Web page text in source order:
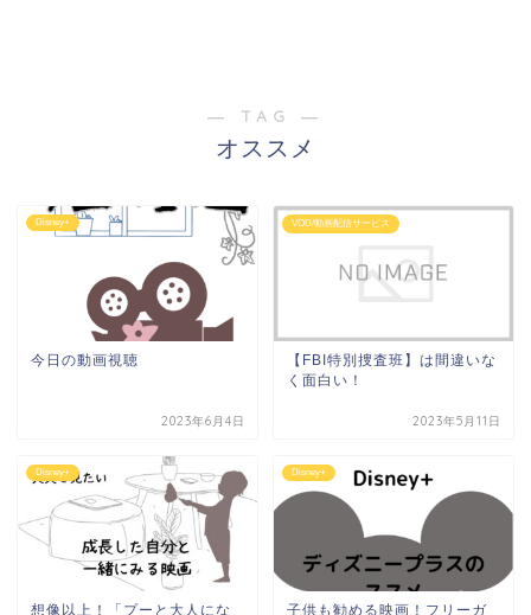
― TAG ―
オススメ
Disney+
今日の動画視聴
2023年6月4日
VOD/動画配信サービス
【FBI特別捜査班】は間違いな
く面白い！
2023年5月11日
Disney+
想像以上！「プーと大人にな
Disney+
子供も勧める映画！フリーガ